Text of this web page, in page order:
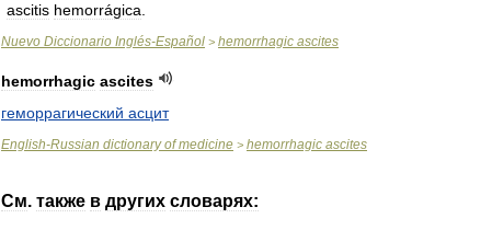
ascitis hemorrágica
Nuevo Diccionario Inglés-Español > hemorrhagic ascites
hemorrhagic ascites
геморрагический асцит
English-Russian dictionary of medicine > hemorrhagic ascites
См. также в других словарях: